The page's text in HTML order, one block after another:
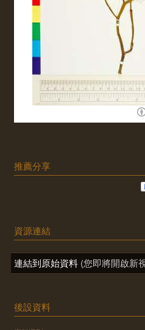
推薦分享
資源連結
連結到原始資料 (您即將開啟新
後設資料